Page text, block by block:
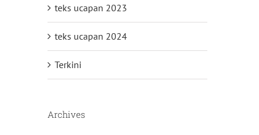
teks ucapan 2023
teks ucapan 2024
Terkini
Archives